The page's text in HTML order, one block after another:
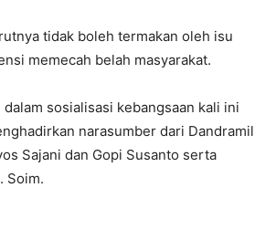
tidak boleh termakan oleh isu
memecah belah masyarakat.
sosialisasi kebangsaan kali ini
narasumber dari Dandramil
Sajani dan Gopi Susanto serta
Soim.